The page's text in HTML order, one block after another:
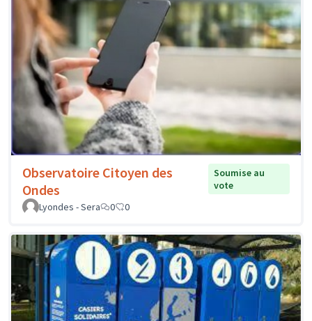
Observatoire Citoyen des
Ondes
Soumise au
vote
Lyondes - Sera
0 0